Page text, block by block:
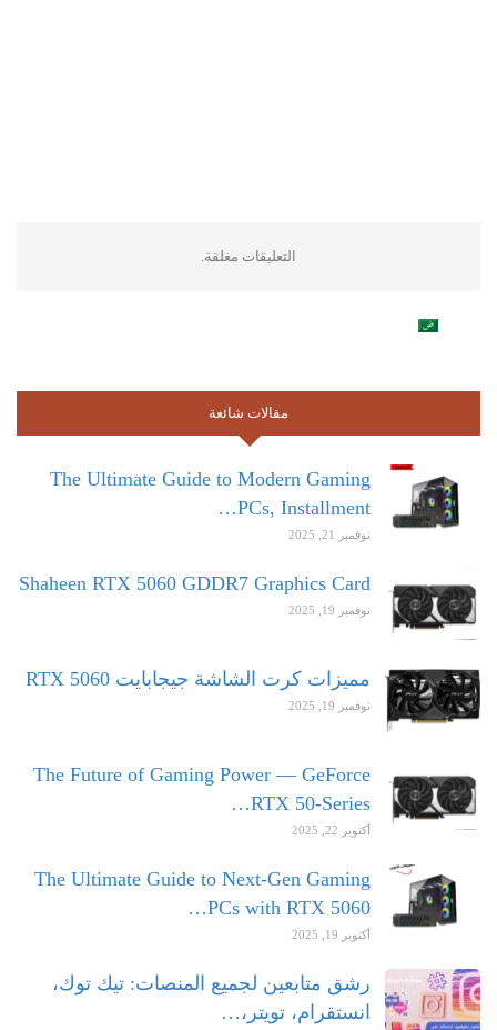
التعليقات مغلقة.
مقالات شائعة
The Ultimate Guide to Modern Gaming
PCs, Installment…
نوفمبر 21, 2025
Shaheen RTX 5060 GDDR7 Graphics Card
نوفمبر 19, 2025
مميزات كرت الشاشة جيجابايت RTX 5060
نوفمبر 19, 2025
The Future of Gaming Power — GeForce
RTX 50-Series…
أكتوبر 22, 2025
The Ultimate Guide to Next-Gen Gaming
PCs with RTX 5060…
أكتوبر 19, 2025
رشق متابعين لجميع المنصات: تيك توك،
انستقرام، تويتر،…